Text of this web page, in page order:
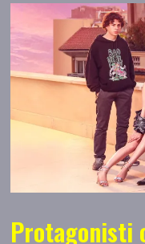
Protagonisti